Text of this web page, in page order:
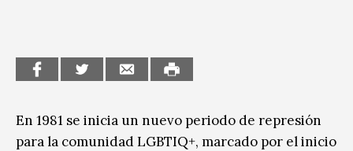
Sin categoría
En 1981 se inicia un nuevo periodo de represión
para la comunidad LGBTIQ+, marcado por el inicio